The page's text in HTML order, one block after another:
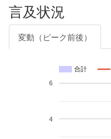
言及状況
変動（ピーク前後）
合計
4
6